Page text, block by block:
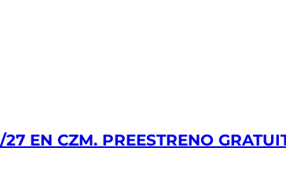
EN CZM. PREESTRENO